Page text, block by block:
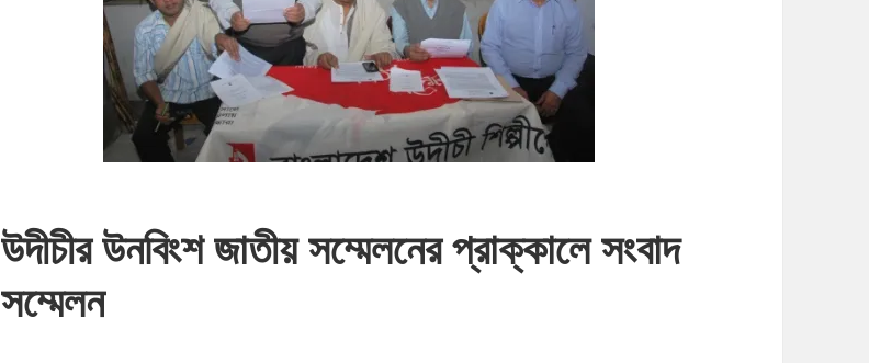
উদীচীর উনবিংশ জাতীয় সম্মেলনের প্রাক্কালে সংবাদ
সম্মেলন